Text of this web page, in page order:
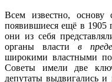
Всем известно, основу
появившиеся ещё в 1905
они из себя
органы власти в
широкими властными
Советы имели две
депутаты выдвигались и